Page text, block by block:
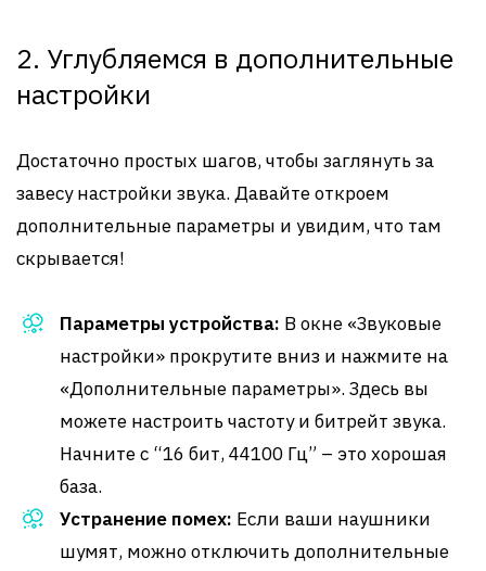
2. Углубляемся в дополнительные
настройки
Достаточно простых шагов, чтобы заглянуть за
завесу настройки звука. Давайте откроем
дополнительные параметры и увидим, что там
скрывается!
Параметры устройства: В окне «Звуковые
настройки» прокрутите вниз и нажмите на
«Дополнительные параметры». Здесь вы
можете настроить частоту и битрейт звука.
Начните с “16 бит, 44100 Гц” – это хорошая
база.
Устранение помех: Если ваши наушники
шумят, можно отключить дополнительные